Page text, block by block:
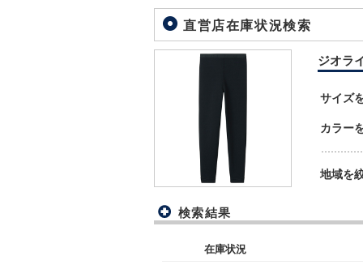
直営店在庫状況検索
ジオラ
サイズ
カラー
地域を
検索結果
在庫状況